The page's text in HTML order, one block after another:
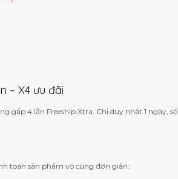
– X4 ưu đãi
gấp 4 lần Freeship Xtra. Chỉ duy nhất 1 ngày, số
toán sản phẩm vô cùng đơn giản: